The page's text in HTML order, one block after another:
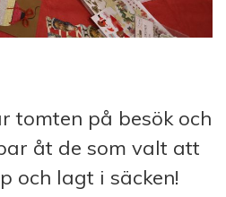
tomten på besök och
åt de som valt att
och lagt i säcken!